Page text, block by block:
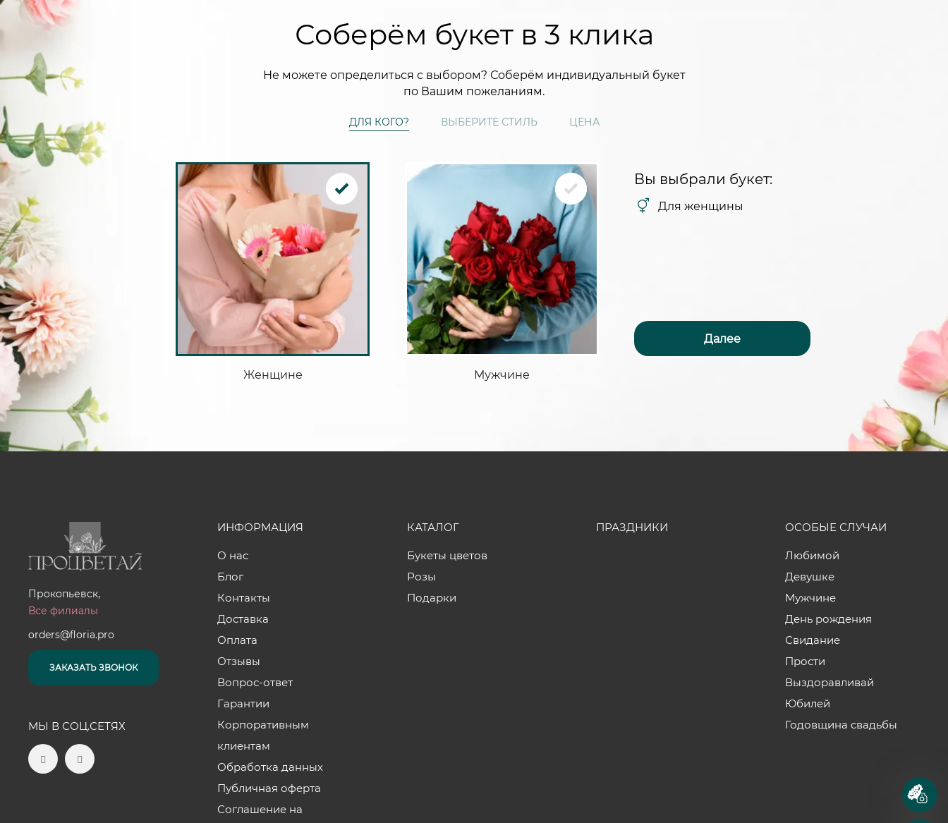
Соберём букет в 3 клика
Не можете определиться с выбором? Соберём индивидуальный букет
по Вашим пожеланиям.
ДЛЯ КОГО? ВЫБЕРИТЕ СТИЛЬ ЦЕНА
Женщине Мужчине
Вы выбрали букет:
Для женщины
Далее
Прокопьевск,
Все филиалы
orders@floria.pro
ЗАКАЗАТЬ ЗВОНОК
МЫ В СОЦ.СЕТЯХ
ИНФОРМАЦИЯ
О нас
Блог
Контакты
Доставка
Оплата
Отзывы
Вопрос-ответ
Гарантии
Корпоративным
клиентам
Обработка данных
Публичная оферта
Соглашение на
КАТАЛОГ
Букеты цветов
Розы
Подарки
ПРАЗДНИКИ ОСОБЫЕ СЛУЧАИ
Любимой
Девушке
Мужчине
День рождения
Свидание
Прости
Выздоравливай
Юбилей
Годовщина свадьбы